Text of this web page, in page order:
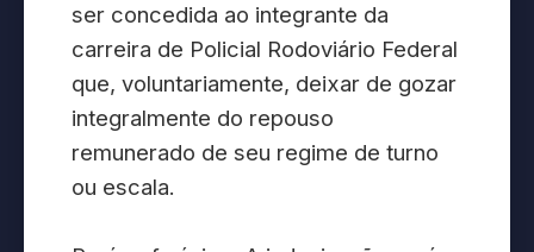
ser concedida ao integrante da
carreira de Policial Rodoviário Federal
que, voluntariamente, deixar de gozar
integralmente do repouso
remunerado de seu regime de turno
ou escala.